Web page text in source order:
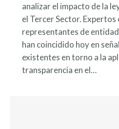
analizar el impacto de la
el Tercer Sector. Expertos
representantes de
han coincidido hoy en
existentes en torno a la
transparencia en el…